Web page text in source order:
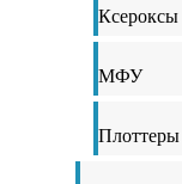
Ксероксы
МФУ
Плоттеры